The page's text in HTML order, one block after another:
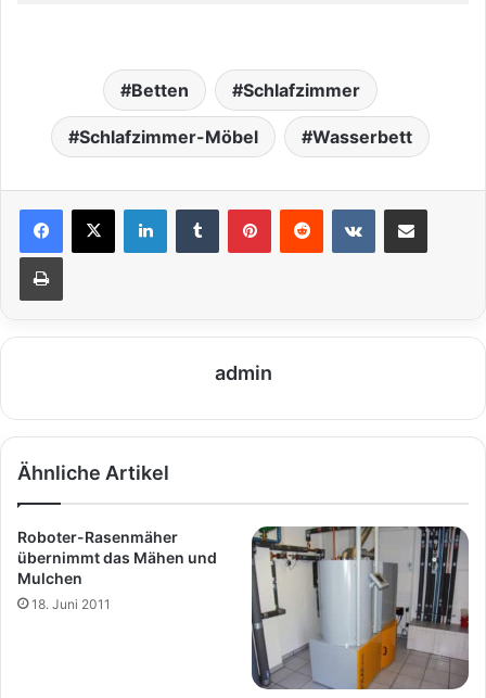
Betten Schlafzimmer
Schlafzimmer-Möbel Wasserbett
admin
Ähnliche Artikel
Roboter-Rasenmäher
übernimmt das Mähen und
Mulchen
18. Juni 2011